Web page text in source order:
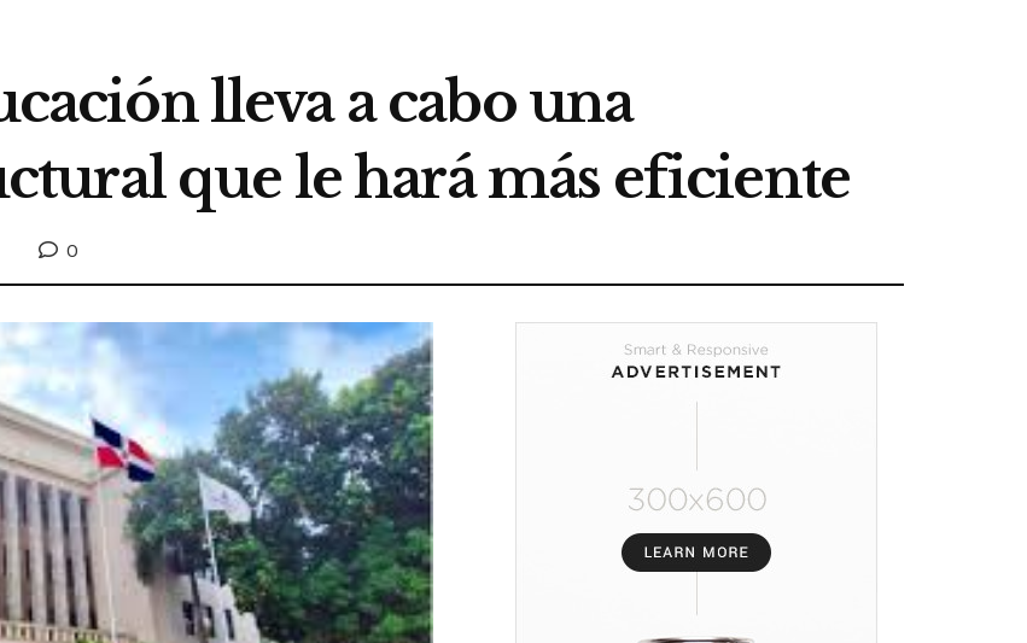
lleva a cabo una
que le hará más eficiente
0